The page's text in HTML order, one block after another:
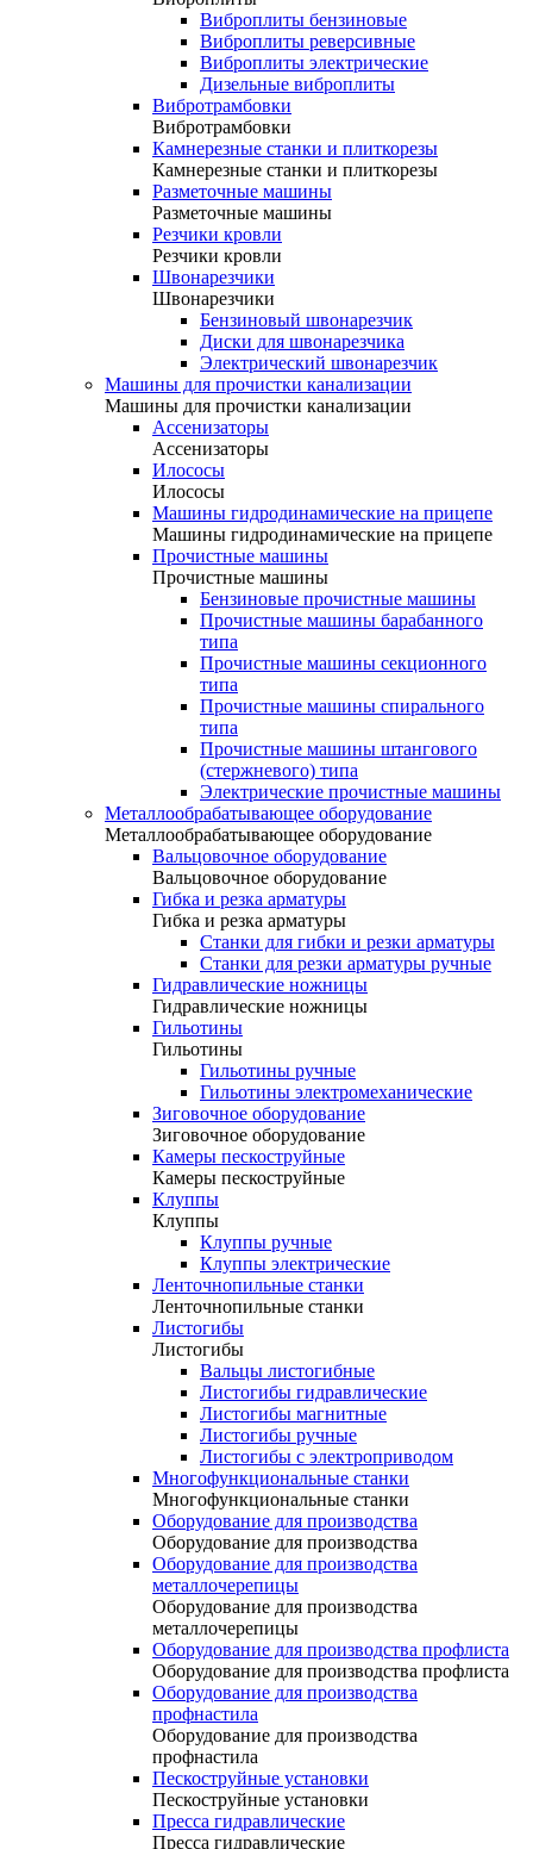
Виброплиты бензиновые
Виброплиты реверсивные
Виброплиты электрические
Дизельные виброплиты
Вибротрамбовки
Вибротрамбовки
Камнерезные станки и плиткорезы
Камнерезные станки и плиткорезы
Разметочные машины
Разметочные машины
Резчики кровли
Резчики кровли
Швонарезчики
Швонарезчики
Бензиновый швонарезчик
Диски для швонарезчика
Электрический швонарезчик
Машины для прочистки канализации
Машины для прочистки канализации
Ассенизаторы
Ассенизаторы
Илососы
Илососы
Машины гидродинамические на прицепе
Машины гидродинамические на прицепе
Прочистные машины
Прочистные машины
Бензиновые прочистные машины
Прочистные машины барабанного
типа
Прочистные машины секционного
типа
Прочистные машины спирального
типа
Прочистные машины штангового
(стержневого) типа
Электрические прочистные машины
Металлообрабатывающее оборудование
Металлообрабатывающее оборудование
Вальцовочное оборудование
Вальцовочное оборудование
Гибка и резка арматуры
Гибка и резка арматуры
Станки для гибки и резки арматуры
Станки для резки арматуры ручные
Гидравлические ножницы
Гидравлические ножницы
Гильотины
Гильотины
Гильотины ручные
Гильотины электромеханические
Зиговочное оборудование
Зиговочное оборудование
Камеры пескоструйные
Камеры пескоструйные
Клуппы
Клуппы
Клуппы ручные
Клуппы электрические
Ленточнопильные станки
Ленточнопильные станки
Листогибы
Листогибы
Вальцы листогибные
Листогибы гидравлические
Листогибы магнитные
Листогибы ручные
Листогибы с электроприводом
Многофункциональные станки
Многофункциональные станки
Оборудование для производства
Оборудование для производства
Оборудование для производства
металлочерепицы
Оборудование для производства
металлочерепицы
Оборудование для производства профлиста
Оборудование для производства профлиста
Оборудование для производства
профнастила
Оборудование для производства
профнастила
Пескоструйные установки
Пескоструйные установки
Пресса гидравлические
Пресса гидравлические